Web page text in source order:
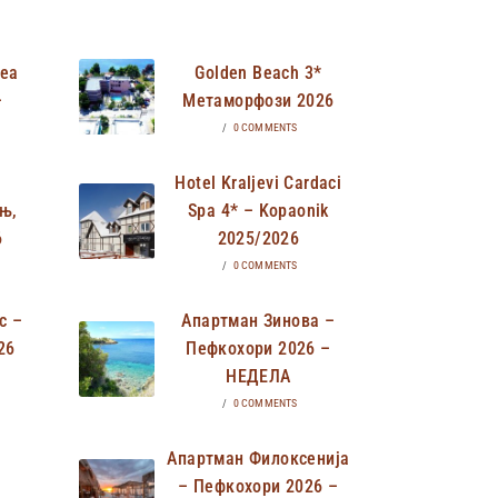
–
Golden Beach 3*
Метаморфози 2026
/ 0 COMMENTS
Hotel Kraljevi Cardaci
Spa 4* – Kopaonik
2025/2026
/ 0 COMMENTS
Апартман Зинова –
Пефкохори 2026 –
НЕДЕЛА
/ 0 COMMENTS
Апартман Филоксенија
– Пефкохори 2026 –